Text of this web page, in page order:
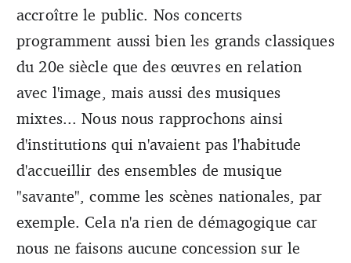
accroître le public. Nos concerts
programment aussi bien les grands classiques
du 20e siècle que des œuvres en relation
avec l'image, mais aussi des musiques
mixtes... Nous nous rapprochons ainsi
d'institutions qui n'avaient pas l'habitude
d'accueillir des ensembles de musique
"savante", comme les scènes nationales, par
exemple. Cela n'a rien de démagogique car
nous ne faisons aucune concession sur le